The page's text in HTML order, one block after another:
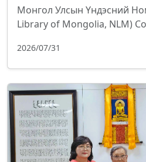
Монгол Улсын Үндэсний
Library of Mongolia, NLM)
2026/07/31